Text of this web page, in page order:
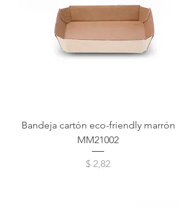
Bandeja cartón eco-friendly marrón
MM21002
Precio
$ 2,82